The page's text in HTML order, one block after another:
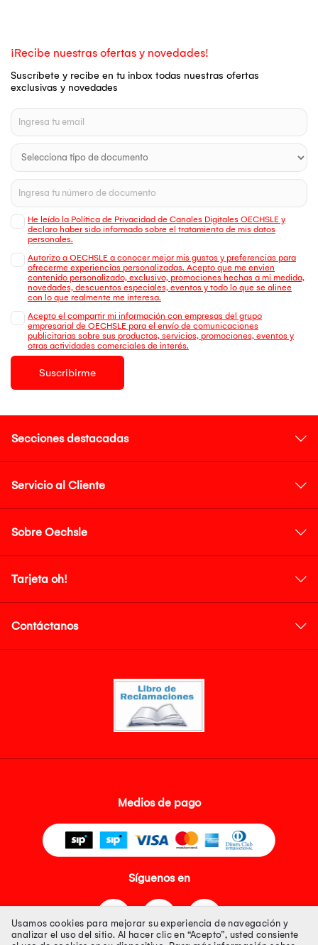
¡Recibe nuestras ofertas y novedades!
Suscríbete y recibe en tu inbox todas nuestras ofertas
exclusivas y novedades
He leído la Política de Privacidad de Canales Digitales OECHSLE y
declaro haber sido informado sobre el tratamiento de mis datos
personales.
Autorizo a OECHSLE a conocer mejor mis gustos y preferencias para
ofrecerme experiencias personalizadas. Acepto que me envien
contenido personalizado, exclusivo, promociones hechas a mi medida,
novedades, descuentos especiales, eventos y todo lo que se alinee
con lo que realmente me interesa.
Acepto el compartir mi información con empresas del grupo
empresarial de OECHSLE para el envío de comunicaciones
publicitarias sobre sus productos, servicios, promociones, eventos y
otras actividades comerciales de interés.
Suscribirme
Secciones destacadas
Servicio al Cliente
Sobre Oechsle
Tarjeta oh!
Contáctanos
Medios de pago
Síguenos en
Usamos cookies para mejorar su experiencia de navegación y
analizar el uso del sitio. Al hacer clic en “Acepto”, usted consiente